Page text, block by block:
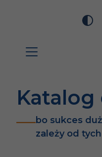
Katalog
bo sukces
zależy od